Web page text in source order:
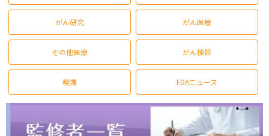
がん研究 がん医療
その他医療 がん検診
喫煙 FDAニュース